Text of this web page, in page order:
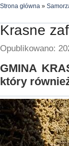
Strona główna »
Krasne
Opublikowano:
GMINA
który